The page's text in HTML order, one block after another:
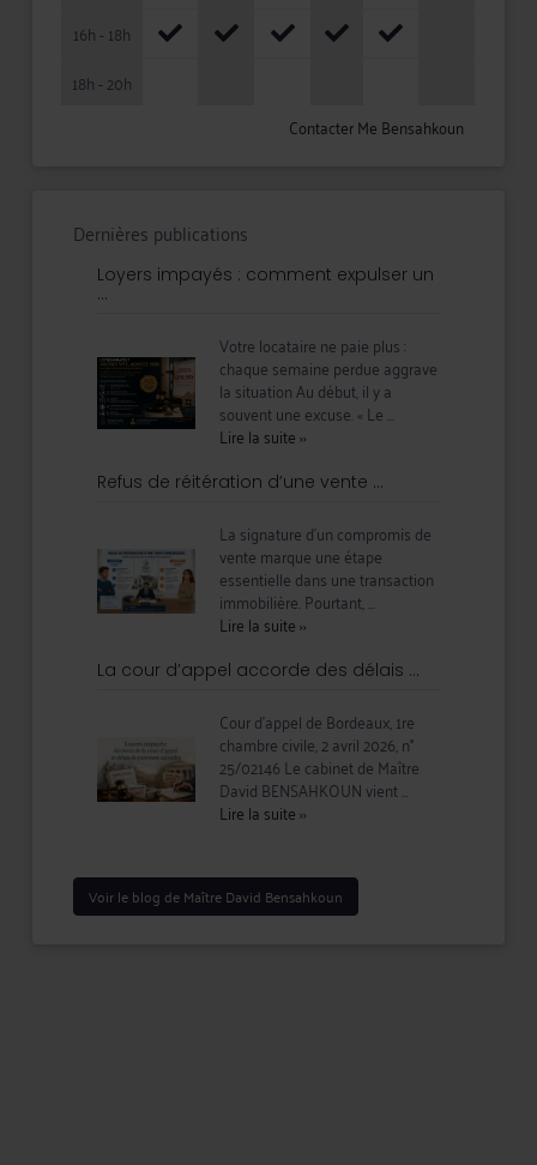
16h - 18h
18h - 20h
Contacter Me Bensahkoun
Dernières publications
Loyers impayés : comment expulser un
...
Votre locataire ne paie plus :
chaque semaine perdue aggrave
la situation Au début, il y a
souvent une excuse. « Le ...
Lire la suite››
Refus de réitération d’une vente ...
La signature d’un compromis de
vente marque une étape
essentielle dans une transaction
immobilière. Pourtant, ...
Lire la suite››
La cour d’appel accorde des délais ...
Cour d'appel de Bordeaux, 1re
chambre civile, 2 avril 2026, n°
25/02146 Le cabinet de Maître
David BENSAHKOUN vient ...
Lire la suite››
Voir le blog de Maître David Bensahkoun